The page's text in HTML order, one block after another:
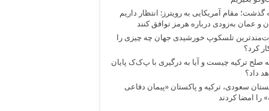
گذشت؛ مقام آمریکایی به رویترز: انتظار داریم
و عمان به‌زودی درباره هرمز توافق کنند
تلسکوپ خورشیدی جهان چه چیزی را
کرد؟
صلح ترکیه چیست و آیا به درگیری با پ‌ک‌ک پایان
داد؟
سعودی، ترکیه و پاکستان «پیمان دفاعی
را امضا کردند